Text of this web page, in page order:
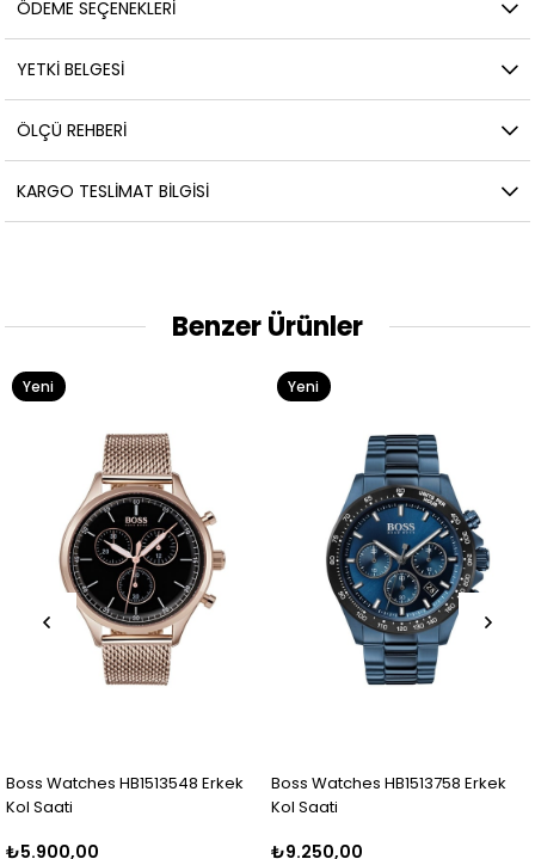
ÖDEME SEÇENEKLERI
YETKİ BELGESİ
ÖLÇÜ REHBERI
KARGO TESLIMAT BILGISI
Benzer Ürünler
Erkek
Boss Watches HB1513758 Erkek
Boss Watches